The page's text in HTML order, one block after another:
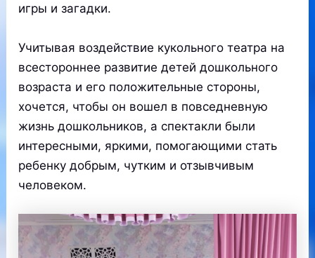
игры и загадки.
Учитывая воздействие кукольного театра на
всестороннее развитие детей дошкольного
возраста и его положительные стороны,
хочется, чтобы он вошел в повседневную
жизнь дошкольников, а спектакли были
интересными, яркими, помогающими стать
ребенку добрым, чутким и отзывчивым
человеком.